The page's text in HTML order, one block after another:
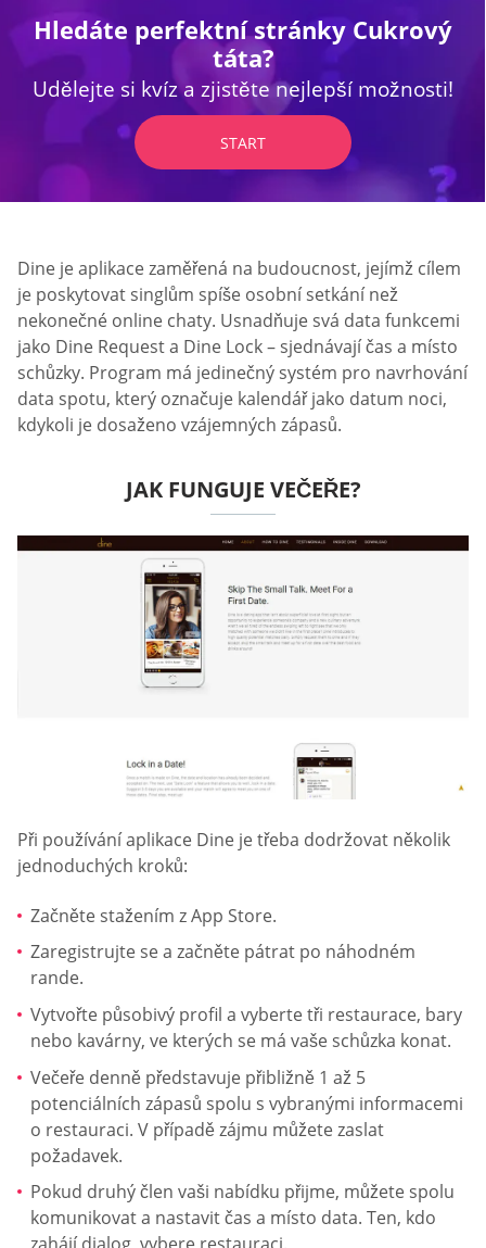
Hledáte perfektní stránky Cukrový
táta?
Udělejte si kvíz a zjistěte nejlepší možnosti!
START
Dine je aplikace zaměřená na budoucnost, jejímž cílem
je poskytovat singlům spíše osobní setkání než
nekonečné online chaty. Usnadňuje svá data funkcemi
jako Dine Request a Dine Lock – sjednávají čas a místo
schůzky. Program má jedinečný systém pro navrhování
data spotu, který označuje kalendář jako datum noci,
kdykoli je dosaženo vzájemných zápasů.
JAK FUNGUJE VEČEŘE?
Při používání aplikace Dine je třeba dodržovat několik
jednoduchých kroků:
Začněte stažením z App Store.
Zaregistrujte se a začněte pátrat po náhodném
rande.
Vytvořte působivý profil a vyberte tři restaurace, bary
nebo kavárny, ve kterých se má vaše schůzka konat.
Večeře denně představuje přibližně 1 až 5
potenciálních zápasů spolu s vybranými informacemi
o restauraci. V případě zájmu můžete zaslat
požadavek.
Pokud druhý člen vaši nabídku přijme, můžete spolu
komunikovat a nastavit čas a místo data. Ten, kdo